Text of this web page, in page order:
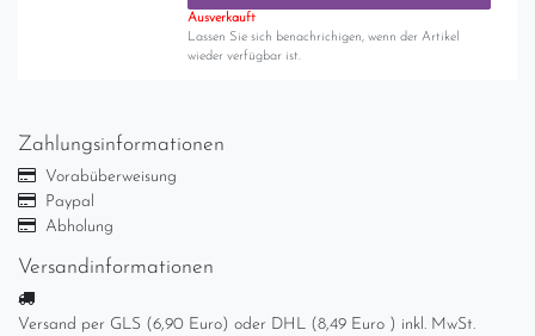
Ausverkauft
Lassen Sie sich benachrichigen, wenn der Artikel
wieder verfügbar ist.
Zahlungsinformationen
Vorabüberweisung
Paypal
Abholung
Versandinformationen
Versand per GLS (6,90 Euro) oder DHL (8,49 Euro ) inkl. MwSt.